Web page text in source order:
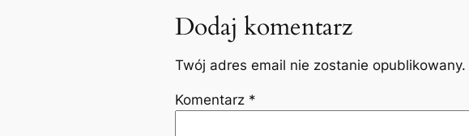
Dodaj komentarz
Twój adres email nie zostanie opublikowany.
Komentarz *